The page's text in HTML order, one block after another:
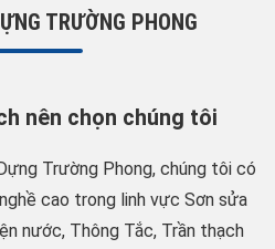
TRƯỜNG PHONG
nên chọn chúng tôi
Trường Phong, chúng tôi có
cao trong linh vực Sơn sửa
nước, Thông Tắc, Trần thạch